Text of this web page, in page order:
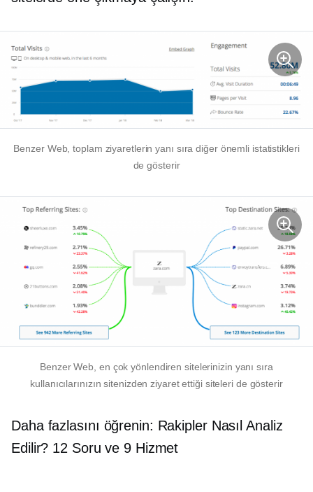
Benzer Web, toplam ziyaretlerin yanı sıra diğer önemli istatistikleri
de gösterir
Benzer Web, en çok yönlendiren sitelerinizin yanı sıra
kullanıcılarınızın sitenizden ziyaret ettiği siteleri de gösterir
Daha fazlasını öğrenin: Rakipler Nasıl Analiz
Edilir? 12 Soru ve 9 Hizmet